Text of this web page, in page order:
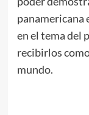
panamericana
en el tema del
recibirlos
mundo.